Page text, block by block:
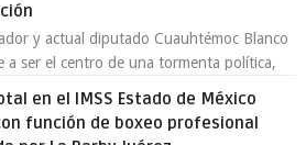
y actual diputado Cuauhtémoc Blanco
a ser el centro de una tormenta política,
en el IMSS Estado de México
función de boxeo profesional